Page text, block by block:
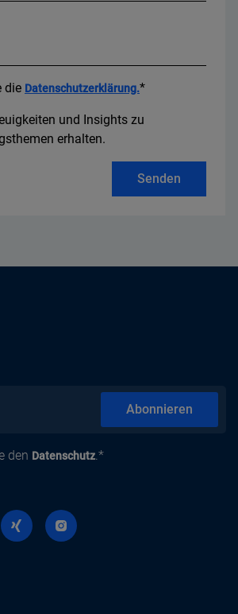
die Datenschutzerklärung.*
und Insights zu
erhalten.
Senden
den Datenschutz.*
Abonnieren